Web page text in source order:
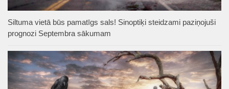
Siltuma vietā būs pamatīgs sals! Sinoptiķi steidzami paziņojuši
prognozi Septembra sākumam